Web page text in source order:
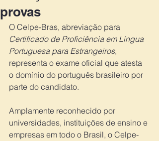
provas
O Celpe-Bras, abreviação para
Certificado de Proficiência em Língua
Portuguesa para Estrangeiros,
representa o exame oficial que atesta
o domínio do português brasileiro por
parte do candidato.
Amplamente reconhecido por
universidades, instituições de ensino e
empresas em todo o Brasil, o Celpe-